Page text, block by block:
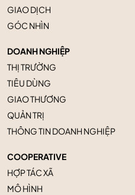
GIAO DỊCH
GÓC NHÌN
DOANH NGHIỆP
THỊ TRƯỜNG
TIÊU DÙNG
GIAO THƯƠNG
QUẢN TRỊ
THÔNG TIN DOANH NGHIỆP
COOPERATIVE
HỢP TÁC XÃ
MÔ HÌNH